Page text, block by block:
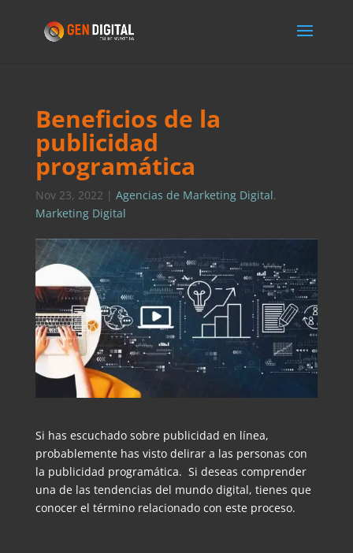
Beneficios de la
publicidad
programática
Nov 23, 2022 | Agencias de Marketing Digital,
Marketing Digital
Si has escuchado sobre publicidad en línea,
probablemente has visto delirar a las personas con
la publicidad programática. Si deseas comprender
una de las tendencias del mundo digital, tienes que
conocer el término relacionado con este proceso.